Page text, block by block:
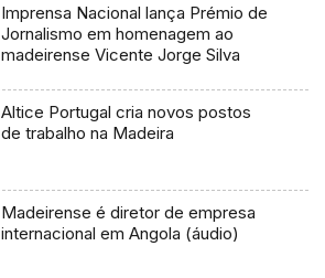
Imprensa Nacional lança Prémio de
Jornalismo em homenagem ao
madeirense Vicente Jorge Silva
Altice Portugal cria novos postos
de trabalho na Madeira
Madeirense é diretor de empresa
internacional em Angola (áudio)